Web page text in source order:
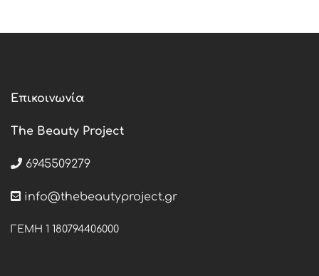
Επικοινωνία
The Beauty Project
6945509279
info@thebeautyproject.gr
ΓΕΜΗ 1 180794406000